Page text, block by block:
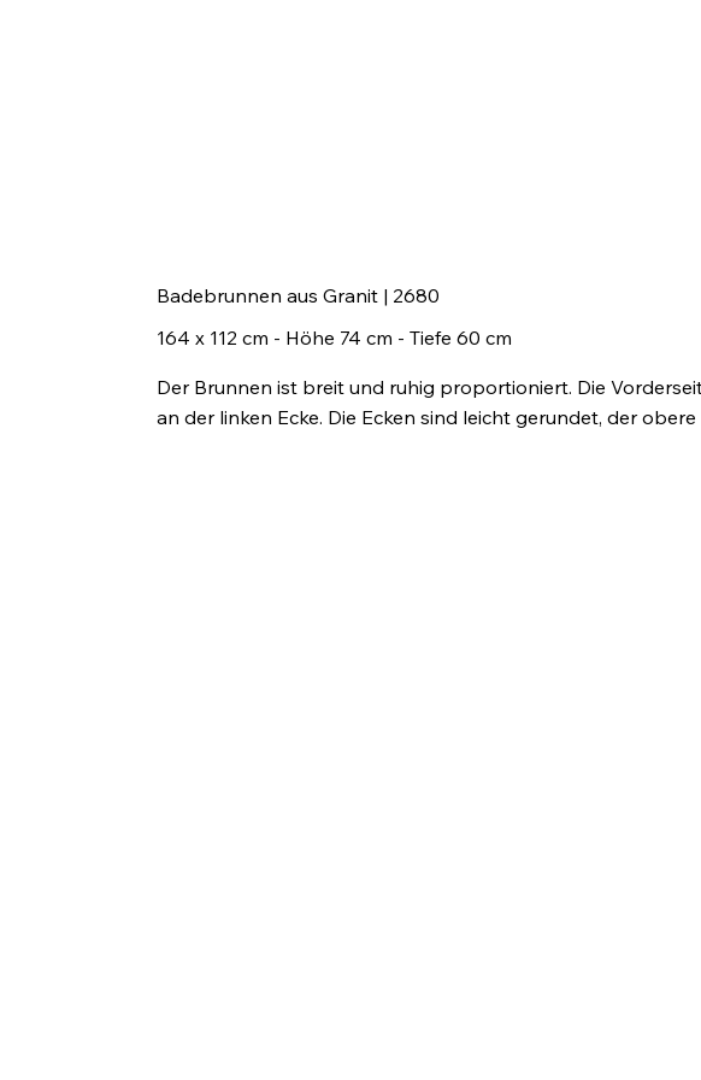
Badebrunnen aus Granit | 2680
164 x 112 cm - Höhe 74 cm - Tiefe 60 cm
Der Brunnen ist breit und ruhig proportioniert. Die
an der linken Ecke. Die Ecken sind leicht gerundet, der